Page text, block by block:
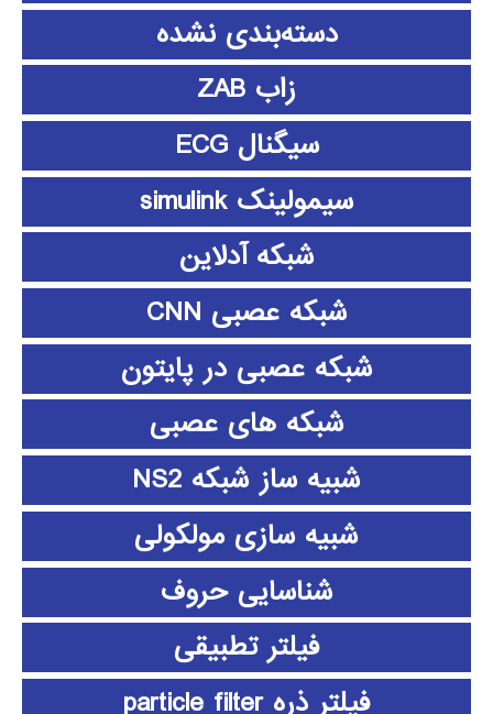
دسته‌بندی نشده
زاب ZAB
سیگنال ECG
سیمولینک simulink
شبکه آدلاین
شبکه عصبی CNN
شبکه عصبی در پایتون
شبکه های عصبی
شبیه ساز شبکه NS2
شبیه سازی مولکولی
شناسایی حروف
فیلتر تطبیقی
فیلتر ذره particle filter